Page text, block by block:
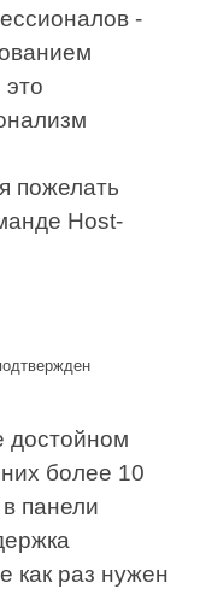
-
пожелать
Host-
достойном
более 10
панели
как раз нужен